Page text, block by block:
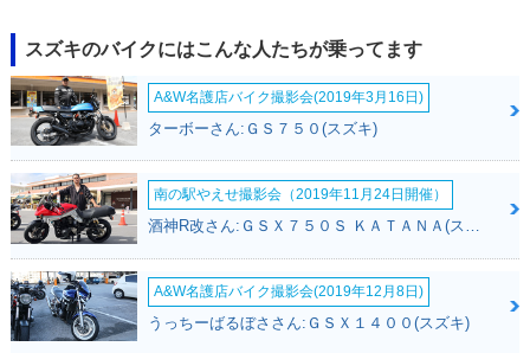
スズキのバイクにはこんな人たちが乗ってます
A&W名護店バイク撮影会(2019年3月16日)
ターボーさん:ＧＳ７５０(スズキ)
南の駅やえせ撮影会（2019年11月24日開催）
酒神R改さん:ＧＳＸ７５０Ｓ ＫＡＴＡＮＡ(スズキ)
A&W名護店バイク撮影会(2019年12月8日)
うっちーばるぼささん:ＧＳＸ１４００(スズキ)